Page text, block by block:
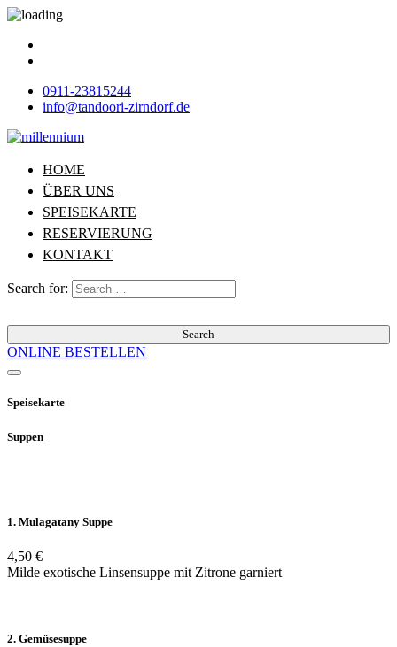
0911-23815244
info@tandoori-zirndorf.de
HOME
ÜBER UNS
SPEISEKARTE
RESERVIERUNG
KONTAKT
Search for:
Search
ONLINE BESTELLEN
Speisekarte
Suppen
1. Mulagatany Suppe
4,50 €
Milde exotische Linsensuppe mit Zitrone garniert
2. Gemüsesuppe